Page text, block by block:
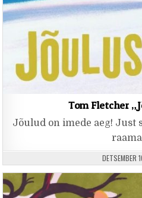
Tom Fletcher
Jõulud on imede aeg! Just
PUBLISHED
DETSEMBER